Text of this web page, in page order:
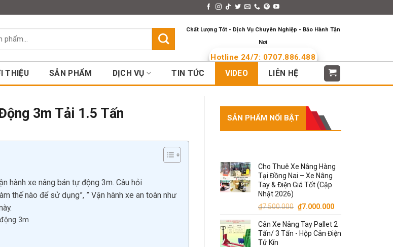
Chất Lượng Tốt - Dịch Vụ Chuyên Nghiệp - Bảo Hành Tận
Nơi
Hotline 24/7: 0707.886.488
THIỆU SẢN PHẨM DỊCH VỤ TIN TỨC VIDEO LIÊN HỆ
3m Tải 1.5 Tấn
hành xe nâng bán tự động 3m. Câu hỏi
thế nào để sử dụng”, ” Vận hành xe an toàn như
3m
SẢN PHẨM NỔI BẬT
Cho Thuê Xe Nâng Hàng
Tại Đồng Nai – Xe Nâng
Tay & Điện Giá Tốt (Cập
Nhật 2026)
₫7.500.000 Giá
là:
₫7.500.000.
₫7.000.000Giá
tại
là:
Cân Xe Nâng Tay Pallet 2
Tấn/ 3 Tấn - Hộp Cân Điện
Tử Kín